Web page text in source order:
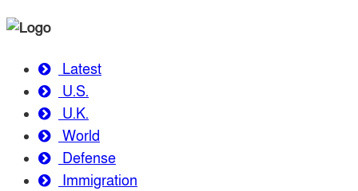
Latest
U.S.
U.K.
World
Defense
Immigration